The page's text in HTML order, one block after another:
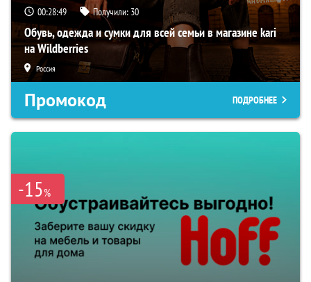
00:28:48 Получили: 30
Обувь, одежда и сумки для всей семьи в магазине kari
на Wildberries
Россия
Промокод ПОДРОБНЕЕ
-15%